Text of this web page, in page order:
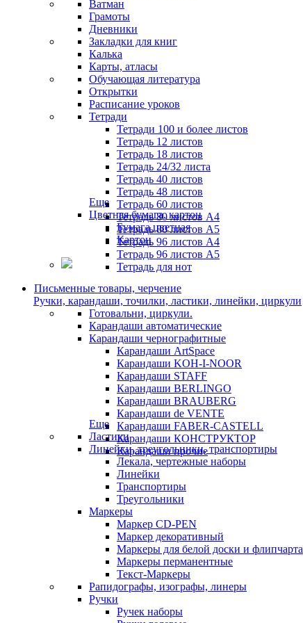
Ватман
Грамоты
Дневники
Закладки для книг
Калька
Карты, атласы
Обучающая литература
Открытки
Расписание уроков
Тетради
Тетради 100 и более листов
Тетрадь 12 листов
Тетрадь 18 листов
Тетрадь 24/32 листа
Тетрадь 40 листов
Тетрадь 48 листов
Тетрадь 60 листов
Тетрадь 80 листов А4
Тетрадь 80 листов А5
Тетрадь 96 листов А4
Тетрадь 96 листов А5
Тетрадь для нот
Еще
Цветная бумага, картон
Бумага цветная
Картон
Письменные товары, черчение
Ручки, карандаши, точилки, ластики, линейки, циркули
Готовальни, циркули.
Карандаши автоматические
Карандаши чернографитные
Карандаши ArtSpace
Карандаши KOH-I-NOOR
Карандаши STAFF
Карандаши BERLINGO
Карандаши BRAUBERG
Карандаши de VENTE
Карандаши FABER-CASTELL
Карандаши КОНСТРУКТОР
Карандаши прочие
Еще
Ластики
Линейки, треугольники, транспортиры
Лекала, чертежные наборы
Линейки
Транспортиры
Треугольники
Маркеры
Маркер CD-PEN
Маркер декоративный
Маркеры для белой доски и флипчарта
Маркеры перманентные
Текст-Маркеры
Рапидографы, изографы, линеры
Ручки
Ручек наборы